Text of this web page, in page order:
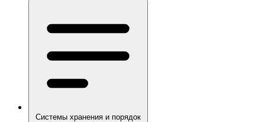
Системы хранения и порядок